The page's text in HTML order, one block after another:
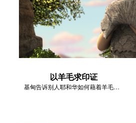
以羊毛求印证
基甸告诉别人耶和华如何藉着羊毛印证了祂的计划。